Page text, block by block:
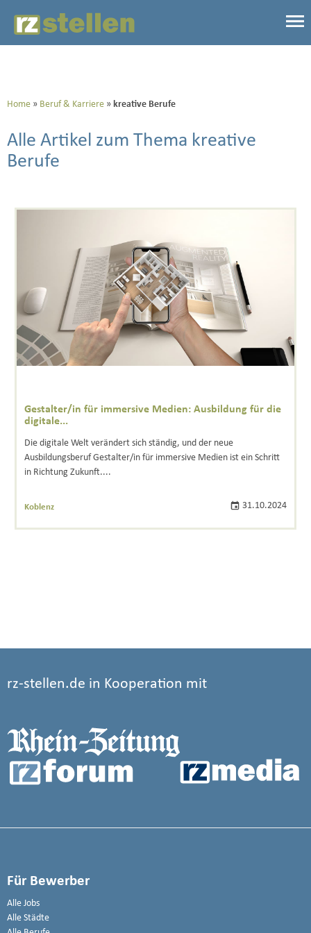
Home Beruf & Karriere kreative Berufe
Alle Artikel zum Thema kreative
Berufe
Gestalter/in für immersive Medien: Ausbildung für die
digitale...
Die digitale Welt verändert sich ständig, und der neue
Ausbildungsberuf Gestalter/in für immersive Medien ist ein Schritt
in Richtung Zukunft....
Koblenz 31.10.2024
rz-stellen.de in Kooperation mit
Für Bewerber
Alle Jobs
Alle Städte